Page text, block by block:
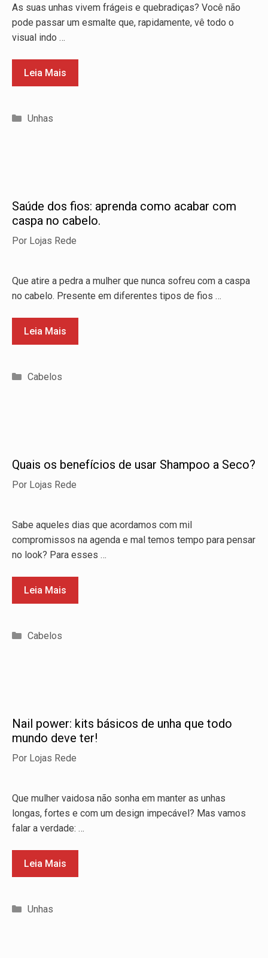
As suas unhas vivem frágeis e quebradiças? Você não
pode passar um esmalte que, rapidamente, vê todo o
visual indo …
Leia Mais
Categorias
Unhas
Saúde dos fios: aprenda como acabar com
caspa no cabelo.
Por Lojas Rede
Que atire a pedra a mulher que nunca sofreu com a caspa
no cabelo. Presente em diferentes tipos de fios …
Leia Mais
Categorias
Cabelos
Quais os benefícios de usar Shampoo a Seco?
Por Lojas Rede
Sabe aqueles dias que acordamos com mil
compromissos na agenda e mal temos tempo para pensar
no look? Para esses …
Leia Mais
Categorias
Cabelos
Nail power: kits básicos de unha que todo
mundo deve ter!
Por Lojas Rede
Que mulher vaidosa não sonha em manter as unhas
longas, fortes e com um design impecável? Mas vamos
falar a verdade: …
Leia Mais
Categorias
Unhas